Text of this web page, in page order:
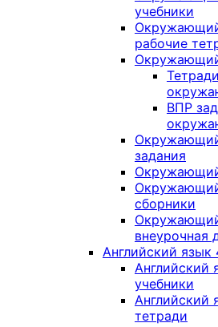
учебники
рабочие
ВПР
задания
сборники
внеурочная
Английский язык
Английский
учебники
Английский
тетради